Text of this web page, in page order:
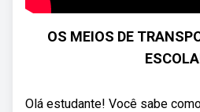
OS MEIOS DE
Olá estudante! Você sabe